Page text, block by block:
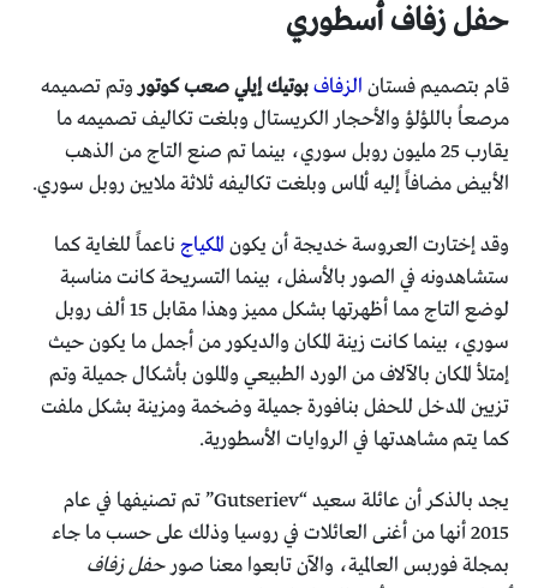
حفل زفاف أسطوري
قام بتصميم فستان الزفافبوتيك إيلي صعب كوتوروتم تصميمه
مرصعاُ باللؤلؤ والأحجار الكريستال وبلغت تكاليف تصميمه ما
يقارب 25 مليون روبل سوري، بينما تم صنع التاج من الذهب
الأبيض مضافاً إليه ألماس وبلغت تكاليفه ثلاثة ملايين روبل سوري.
وقد إختارت العروسة خديجة أن يكون المكياج ناعماً للغاية كما
ستشاهدونه في الصور بالأسفل، بينما التسريحة كانت مناسبة
لوضع التاج مما أظهرتها بشكل مميز وهذا مقابل 15 ألف روبل
سوري، بينما كانت زينة المكان والديكور من أجمل ما يكون حيث
إمتلأ المكان بالآلاف من الورد الطبيعي والملون بأشكال جميلة وتم
تزيين المدخل للحفل بنافورة جميلة وضخمة ومزينة بشكل ملفت
كما يتم مشاهدتها في الروايات الأسطورية.
يجد بالذكر أن عائلة سعيد “Gutseriev” تم تصنيفها في عام
2015 أنها من أغنى العائلات في روسيا وذلك على حسب ما جاء
بمجلة فوربس العالمية، والآن تابعوا معنا صور حفل زفاف